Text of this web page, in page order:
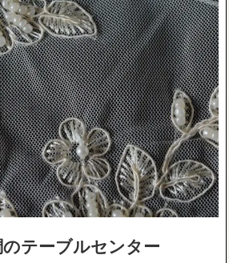
テーブルセンター